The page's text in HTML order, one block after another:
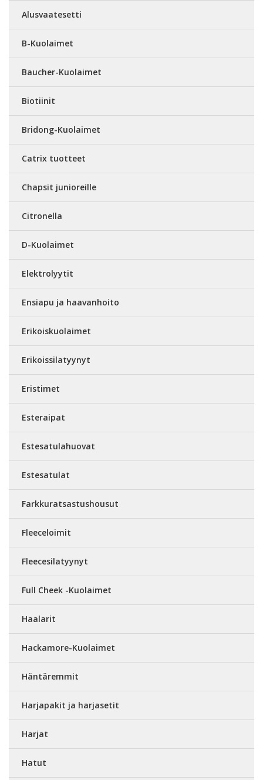
Alusvaatesetti
B-Kuolaimet
Baucher-Kuolaimet
Biotiinit
Bridong-Kuolaimet
Catrix tuotteet
Chapsit junioreille
Citronella
D-Kuolaimet
Elektrolyytit
Ensiapu ja haavanhoito
Erikoiskuolaimet
Erikoissilatyynyt
Eristimet
Esteraipat
Estesatulahuovat
Estesatulat
Farkkuratsastushousut
Fleeceloimit
Fleecesilatyynyt
Full Cheek -Kuolaimet
Haalarit
Hackamore-Kuolaimet
Häntäremmit
Harjapakit ja harjasetit
Harjat
Hatut